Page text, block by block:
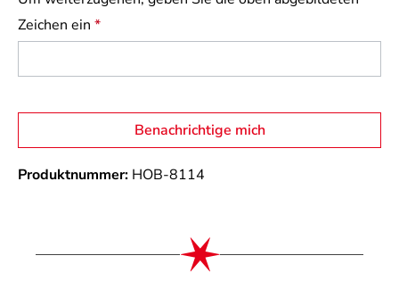
Zeichen ein *
Benachrichtige mich
Produktnummer: HOB-8114